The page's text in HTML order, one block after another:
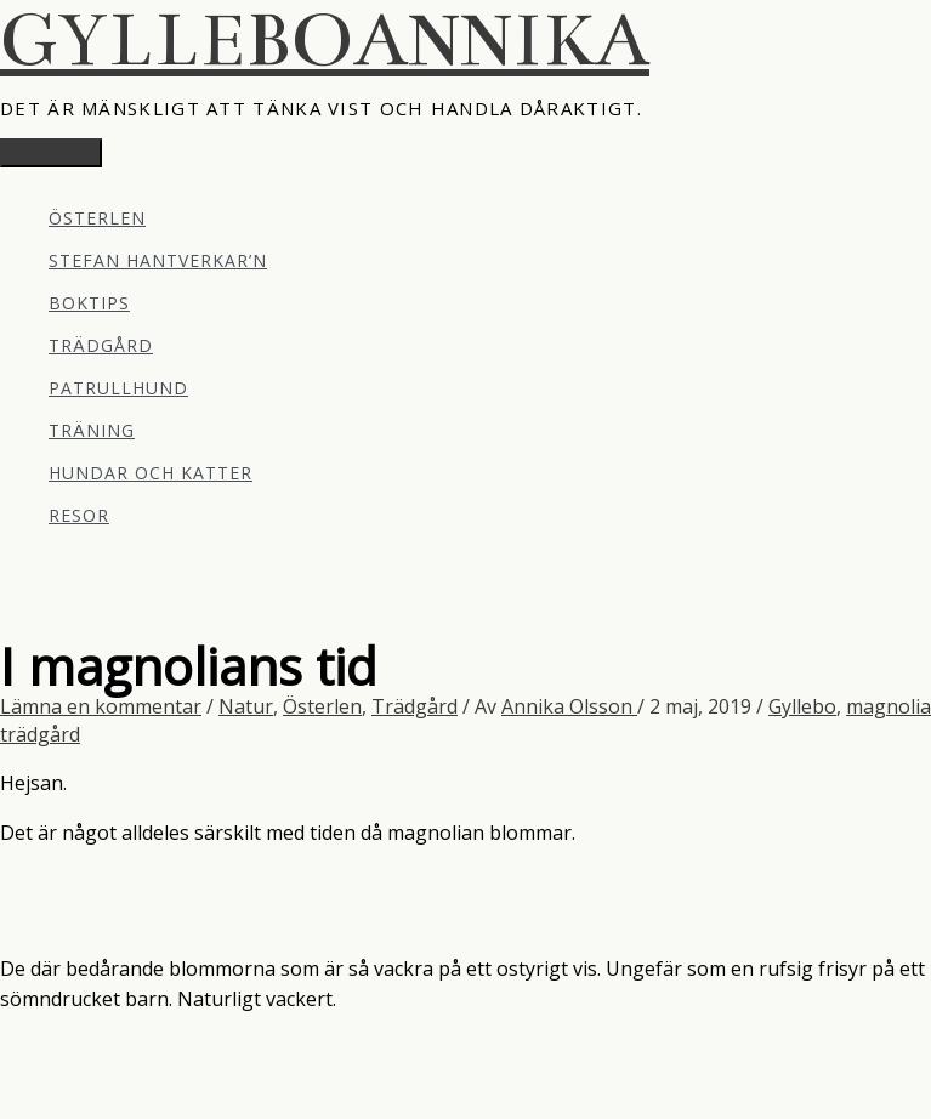
Hoppa
till
innehåll
GYLLEBOANNIKA
DET ÄR MÄNSKLIGT ATT TÄNKA VIST OCH HANDLA DÅRAKTIGT.
Huvudmeny
ÖSTERLEN
STEFAN HANTVERKAR’N
BOKTIPS
TRÄDGÅRD
PATRULLHUND
TRÄNING
HUNDAR OCH KATTER
RESOR
I magnolians tid
Lämna en kommentar/ Natur, Österlen, Trädgård / AvAnnika Olsson / 2 maj, 2019 /Gyllebo, magnolia
trädgård
Hejsan.
Det är något alldeles särskilt med tiden då magnolian blommar.
De där bedårande blommorna som är så vackra på ett ostyrigt vis. Ungefär som en rufsig frisyr på ett
sömndrucket barn. Naturligt vackert.